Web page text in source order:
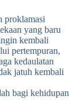
proklamasi
yang baru
kembali
pertempuran,
kedaulatan
jatuh kembali
bagi kehidupan